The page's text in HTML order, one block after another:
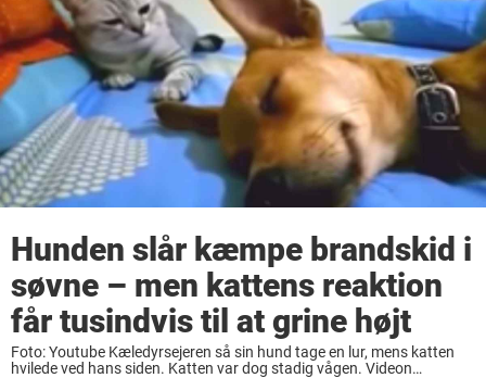
Hunden slår kæmpe brandskid i
søvne – men kattens reaktion
får tusindvis til at grine højt
Foto: Youtube Kæledyrsejeren så sin hund tage en lur, mens katten
hvilede ved hans siden. Katten var dog stadig vågen. Videon